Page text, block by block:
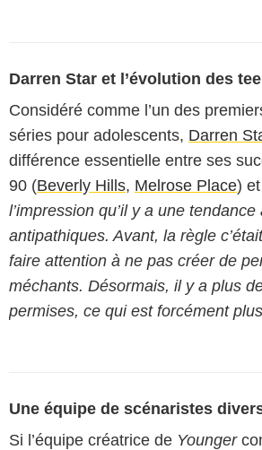
Darren Star et l’évolution des
Considéré comme l’un des
séries pour adolescents, Darren
différence essentielle entre ses
90 (Beverly Hills, Melrose Place) et
l’impression qu’il y a une
antipathiques. Avant, la règle
faire attention à ne pas créer de
méchants. Désormais, il y a plus
permises, ce qui est forcément
Une équipe de scénaristes
Si l’équipe créatrice de Younger